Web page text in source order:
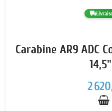
Carabine AR9 ADC
2